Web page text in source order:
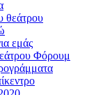
θεάτρου
εμάς
Φόρουμ